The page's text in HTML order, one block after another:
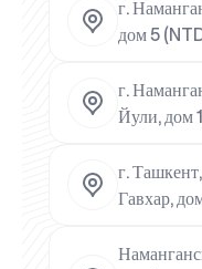
г.
дом 5
г.
Йули, дом
г.
Гавхар,